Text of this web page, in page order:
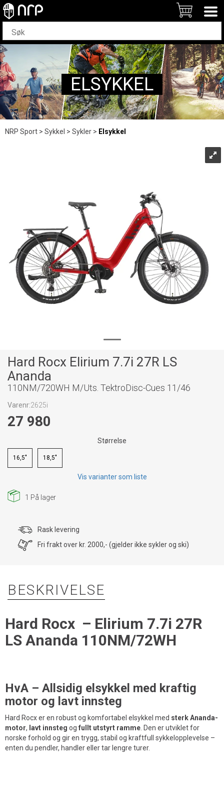
ELSYKKEL
NRP Sport>Sykkel >Sykler> Elsykkel
Hard Rocx Elirium 7.7i 27R LS
Ananda
110NM/720WH M/Uts. TektroDisc-Cues 11/46
Varenr:2625i
27 980
Størrelse
16,5" 18,5"
Vis varianter som liste
1 På lager
Rask levering
Fri frakt over kr. 2000,- (gjelder ikke sykler og ski)
BESKRIVELSE
Hard Rocx – Elirium 7.7i 27R
LS Ananda 110NM/72WH
HvA – Allsidig elsykkel med kraftig
motor og lavt innsteg
Hard Rocx er en robust og komfortabel elsykkel med sterk Ananda-
motor, lavt innsteg og fullt utstyrt ramme . Den er utviklet for
norske forhold og gir en trygg, stabil og kraftfull sykkelopplevelse –
enten du pendler, handler eller tar lengre turer.